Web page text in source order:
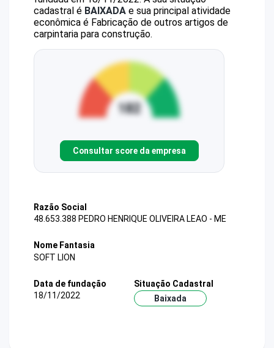
cadastral é BAIXADA e sua principal atividade
econômica é Fabricação de outros artigos de
carpintaria para construção.
Consultar score da empresa
Razão Social
48.653.388 PEDRO HENRIQUE OLIVEIRA LEAO - ME
Nome Fantasia
SOFT LION
Data de fundação
18/11/2022
Situação Cadastral
Baixada